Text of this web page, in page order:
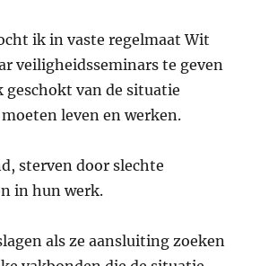
ik in vaste regelmaat Wit
veiligheidsseminars te geven
geschokt van de situatie
leven en werken.
sterven door slechte
in hun werk.
als ze aansluiting zoeken